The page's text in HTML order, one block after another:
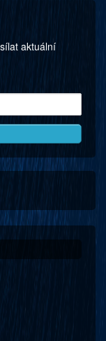
aktuální